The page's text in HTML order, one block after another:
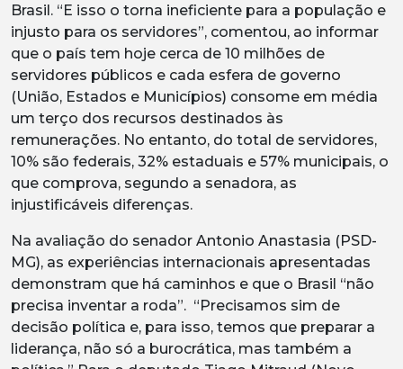
Brasil. “E isso o torna ineficiente para a população e
injusto para os servidores”, comentou, ao informar
que o país tem hoje cerca de 10 milhões de
servidores públicos e cada esfera de governo
(União, Estados e Municípios) consome em média
um terço dos recursos destinados às
remunerações. No entanto, do total de servidores,
10% são federais, 32% estaduais e 57% municipais, o
que comprova, segundo a senadora, as
injustificáveis diferenças.
Na avaliação do senador Antonio Anastasia (PSD-
MG), as experiências internacionais apresentadas
demonstram que há caminhos e que o Brasil “não
precisa inventar a roda”. “Precisamos sim de
decisão política e, para isso, temos que preparar a
liderança, não só a burocrática, mas também a